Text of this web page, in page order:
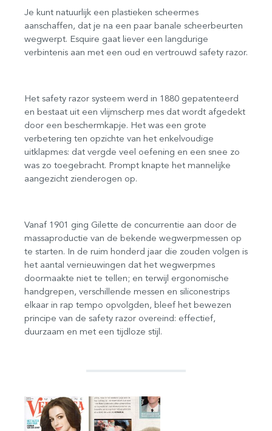
Je kunt natuurlijk een plastieken scheermes
aanschaffen, dat je na een paar banale scheerbeurten
wegwerpt. Esquire gaat liever een langdurige
verbintenis aan met een oud en vertrouwd safety razor.
Het safety razor systeem werd in 1880 gepatenteerd
en bestaat uit een vlijmscherp mes dat wordt afgedekt
door een beschermkapje. Het was een grote
verbetering ten opzichte van het enkelvoudige
uitklapmes: dat vergde veel oefening en een snee zo
was zo toegebracht. Prompt knapte het mannelijke
aangezicht zienderogen op.
Vanaf 1901 ging Gilette de concurrentie aan door de
massaproductie van de bekende wegwerpmessen op
te starten. In de ruim honderd jaar die zouden volgen is
het aantal vernieuwingen dat het wegwerpmes
doormaakte niet te tellen; en terwijl ergonomische
handgrepen, verschillende messen en siliconestrips
elkaar in rap tempo opvolgden, bleef het bewezen
principe van de safety razor overeind: effectief,
duurzaam en met een tijdloze stijl.